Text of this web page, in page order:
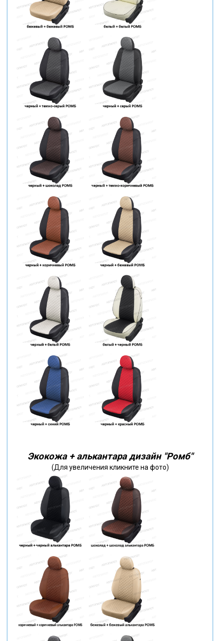
Экокожа + алькантара дизайн "Ромб"
(Для увеличения кликните на фото)